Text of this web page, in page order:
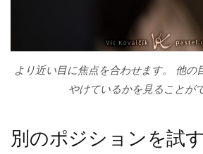
より近い目に焦点を合わせます。 他の
やけているかを見ることが
別のポジションを試す